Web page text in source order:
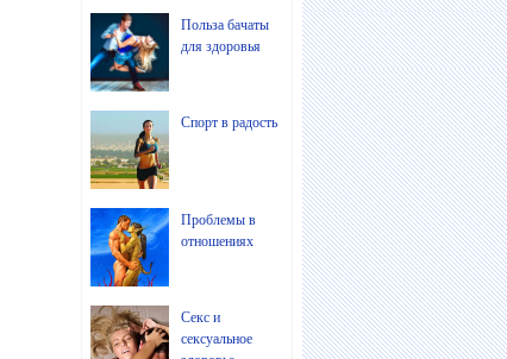
Польза бачаты
для здоровья
Спорт в радость
Проблемы в
отношениях
Секс и
сексуальное